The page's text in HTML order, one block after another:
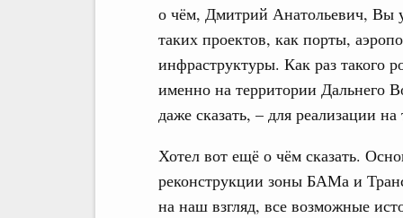
о чём, Дмитрий Анатольевич, Вы
таких проектов, как порты,
инфраструктуры. Как раз такого
именно на территории Дальнего
даже сказать, – для реализации
Хотел вот ещё о чём сказать.
реконструкции зоны БАМа и
на наш взгляд, все возможные